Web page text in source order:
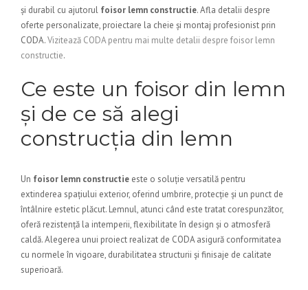
și durabil cu ajutorul foisor lemn constructie. Afla detalii despre
oferte personalizate, proiectare la cheie și montaj profesionist prin
CODA.Vizitează CODA pentru mai multe detalii despre foisor lemn
constructie.
Ce este un foisor din lemn
și de ce să alegi
construcția din lemn
Un foisor lemn constructie este o soluție versatilă pentru
extinderea spațiului exterior, oferind umbrire, protecție și un punct de
întâlnire estetic plăcut. Lemnul, atunci când este tratat corespunzător,
oferă rezistență la intemperii, flexibilitate în design și o atmosferă
caldă. Alegerea unui proiect realizat de CODA asigură conformitatea
cu normele în vigoare, durabilitatea structurii și finisaje de calitate
superioară.